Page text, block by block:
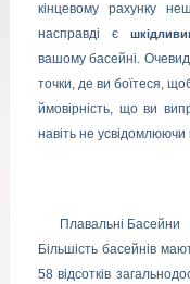
кінцевому рахунку
насправді є
вашому басейні.
точки, де ви боїтеся,
ймовірність, що ви
навіть не усвідомлюючи
Плавальні Басейни
Більшість басейнів
58 відсотків